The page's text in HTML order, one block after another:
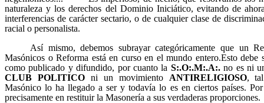
naturaleza y los derechos del Dominio Iniciático, evitando de
interferencias de carácter sectario, o de cualquier clase de
racial o personalista.
Así mismo, debemos subrayar categóricamente que un Re-
Masónicos o Reforma está en curso en el mundo entero.Esto debe
como publicado y difundido, por cuanto la S:.O:.M:.A:.no es ni
CLUB POLITICOni un movimiento ANTIRELIGIOSO, tal
Masónico lo ha llegado a ser y todavía lo es en ciertos países.
precisamente en restituir la Masonería a sus verdaderas proporciones.